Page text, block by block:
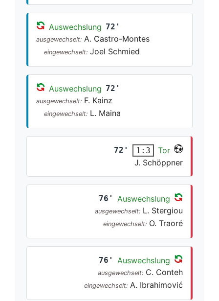
Auswechslung 72'
ausgewechselt: A. Castro-Montes
eingewechselt: Joel Schmied
Auswechslung 72'
ausgewechselt: F. Kainz
eingewechselt: L. Maina
72' 1:3
Tor
J. Schöppner
76' Auswechslung
ausgewechselt: L. Stergiou
eingewechselt: O. Traoré
76' Auswechslung
ausgewechselt: C. Conteh
eingewechselt: A. Ibrahimović